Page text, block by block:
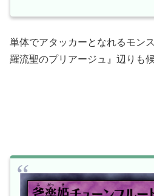
単体でアタッカーとなれるモン
羅流聖のプリアージュ』辺りも